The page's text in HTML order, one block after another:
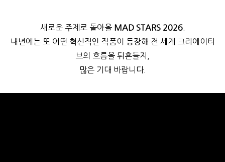
새로운 주제로 돌아올 MAD STARS 2026.
내년에는 또 어떤 혁신적인 작품이 등장해 전 세계 크리에이티
브의 흐름을 뒤흔들지,
많은 기대 바랍니다.